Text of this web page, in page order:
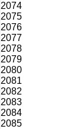
2074
2075
2076
2077
2078
2079
2080
2081
2082
2083
2084
2085